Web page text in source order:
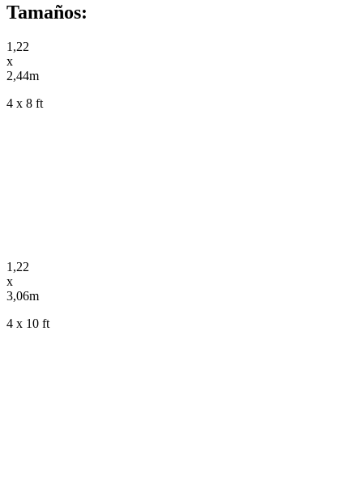
Tamaños:
1,22
x
2,44m
4 x 8 ft
1,22
x
3,06m
4 x 10 ft